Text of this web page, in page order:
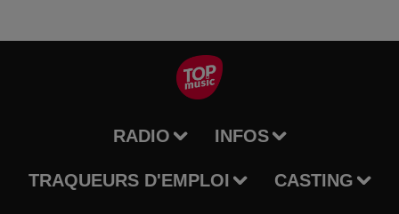
RADIO INFOS
TRAQUEURS D'EMPLOI CASTING